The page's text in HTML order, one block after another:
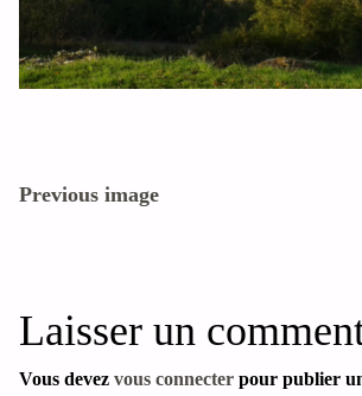
Previous image
Laisser un
Vous devezvous connecter pour publier